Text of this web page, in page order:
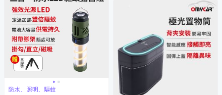
防水、照明、驅蚊